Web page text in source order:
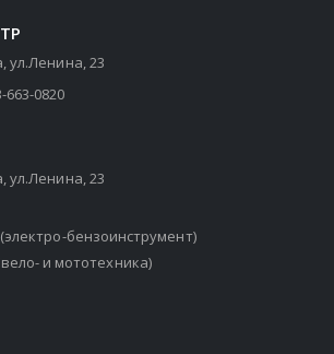
ул.Ленина, 23
663-0820
ул.Ленина, 23
(электро-бензоинструмент)
и мототехника)